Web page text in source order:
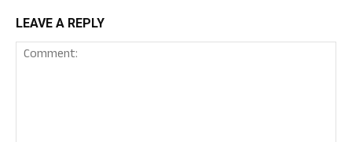
LEAVE A REPLY